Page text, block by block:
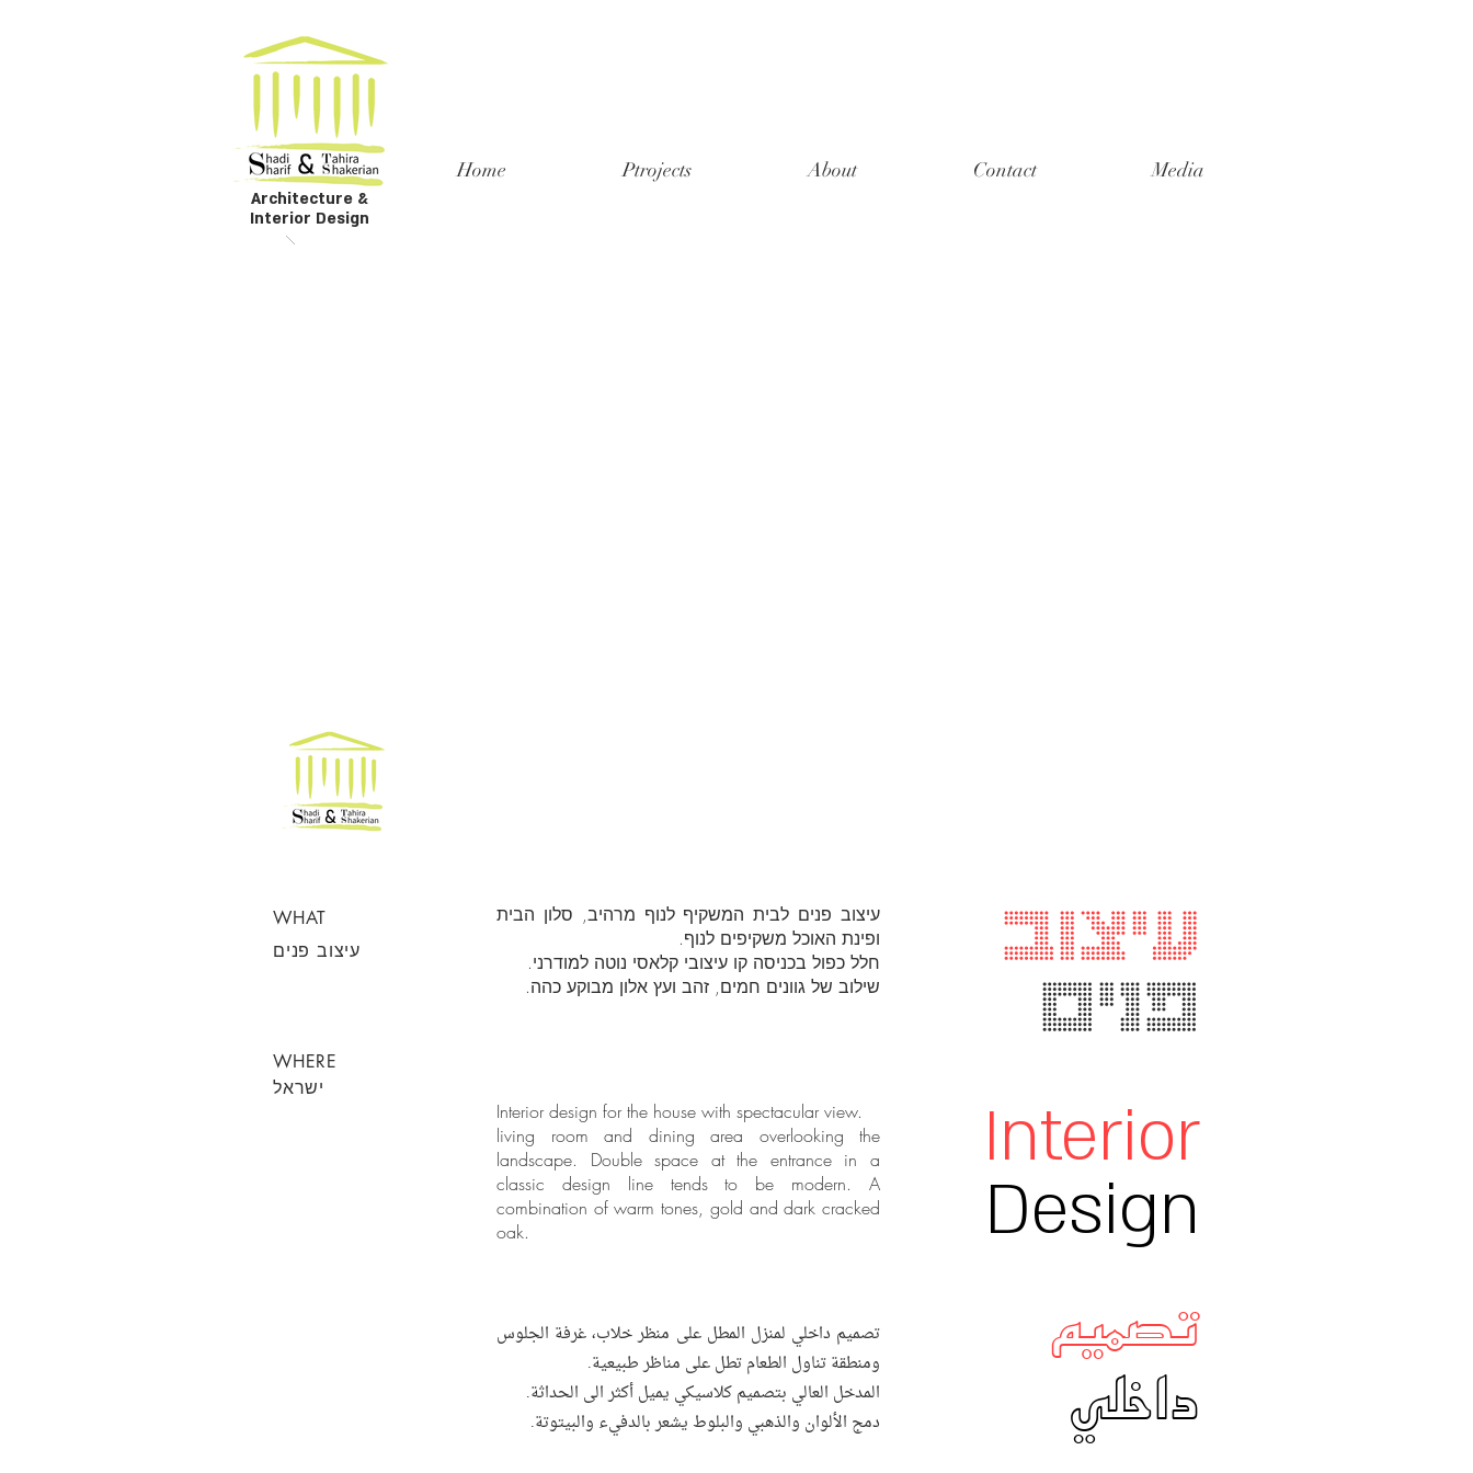
Architecture &
Interior Design
Home Ptrojects About Contact Media
WHAT
עיצוב פנים
WHERE
עיצוב פנים לבית המשקיף לנוף מרהיב, סלון הבית
ופינת האוכל משקיפים לנוף.
חלל כפול בכניסה קו עיצובי קלאסי נוטה למודרני.
שילוב של גוונים חמים, זהב ועץ אלון מבוקע כהה.
עיצוב
פנים
ישראל
Interior design for the house with spectacular view.
living room and dining area overlooking the
landscape. Double space at the entrance in a
classic design line tends to be modern. A
combination of warm tones, gold and dark cracked
oak.
Interior
Design
تصميم داخلي لمنزل المطل على منظر خلاب، غرفة الجلوس
ومنطقة تناول الطعام تطل على مناظر طبيعية.
المدخل العالي بتصميم كلاسيكي يميل أكثر الى الحداثة.
دمج الألوان والذهبي والبلوط يشعر بالدفيء والبيتوتة.
تصميم
داخلي